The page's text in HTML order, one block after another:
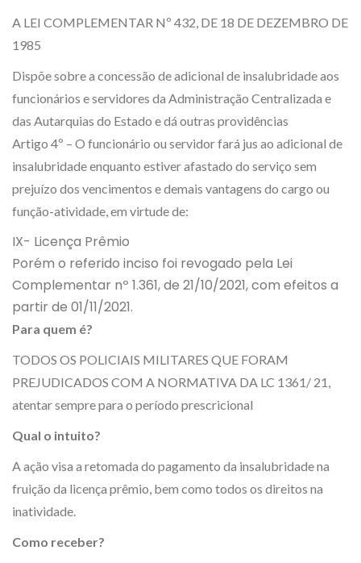
A LEI COMPLEMENTAR Nº 432, DE 18 DE DEZEMBRO DE
1985
Dispõe sobre a concessão de adicional de insalubridade aos
funcionários e servidores da Administração Centralizada e
das Autarquias do Estado e dá outras providências
Artigo 4º – O funcionário ou servidor fará jus ao adicional de
insalubridade enquanto estiver afastado do serviço sem
prejuízo dos vencimentos e demais vantagens do cargo ou
função-atividade, em virtude de:
IX- Licença Prêmio
Porém o referido inciso foi revogado pela Lei
Complementar nº 1.361, de 21/10/2021, com efeitos a
partir de 01/11/2021.
Para quem é?
TODOS OS POLICIAIS MILITARES QUE FORAM
PREJUDICADOS COM A NORMATIVA DA LC 1361/ 21,
atentar sempre para o período prescricional
Qual o intuito?
A ação visa a retomada do pagamento da insalubridade na
fruição da licença prêmio, bem como todos os direitos na
inatividade.
Como receber?